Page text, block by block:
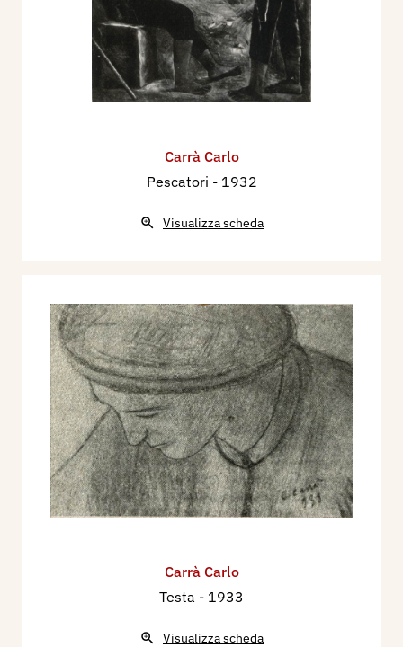
Carrà Carlo
Pescatori - 1932
Visualizza scheda
Carrà Carlo
Testa - 1933
Visualizza scheda